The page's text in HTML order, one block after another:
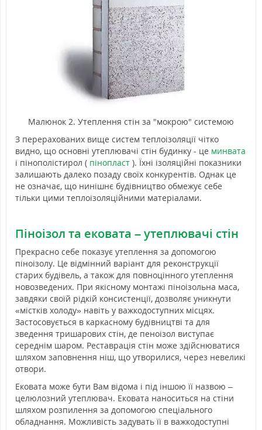
Малюнок 2. Утеплення стін за "мокрою" системою
З перерахованих вище систем теплоізоляції чітко
видно, що основні утеплювачі стін будинку - це минвата
і пінополістирол ( пінопласт ). Їхні ізоляційні показники
залишають далеко позаду своїх конкурентів. Однак це
не означає, що нинішнє будівництво обмежує себе
тільки цими теплоізоляційними матеріалами.
Піноізол та ековата – утеплювачі стін
Прекрасно себе показує утеплення за допомогою
піноізолу. Це відмінний варіант для реконструкції
старих будівель, а також для повноцінного утеплення
новозведених. При якісному монтажі піноізольна маса,
завдяки своїй рідкій консистенції, дозволяє уникнути
«містків холоду» навіть у важкодоступних місцях.
Застосовується в каркасному будівництві та для
зведення тришарових стін, де пеноізол виступає
середнім шаром. Реставрація стін може здійснюватися
шляхом заповнення ніш, що утворилися, через невеликі
отвори.
Ековата може бути Вам відома і під іншою її назвою –
целюлозний утеплювач. Ековата наноситься на стіни
шляхом розпилення за допомогою спеціального
обладнання. Можливість задувать її в важкодоступні